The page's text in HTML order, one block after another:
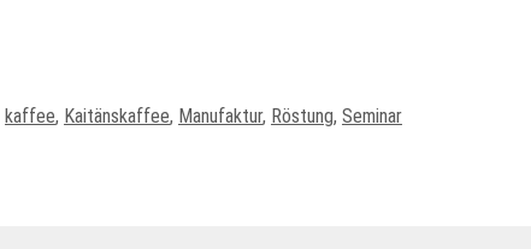
kaffee, Kaitänskaffee, Manufaktur, Röstung, Seminar